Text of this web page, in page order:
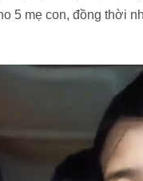
5 mẹ con, đồng thời